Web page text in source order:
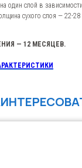
один слой в
сухого слоя — 22-
— 12 МЕСЯЦЕВ.